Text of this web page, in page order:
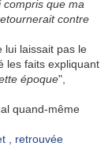
compris que ma
contre
lui laissait pas le
les faits expliquant
époque",
quand-même